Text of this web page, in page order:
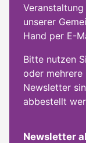
unserer
Hand per E-
Bitte nutzen
oder mehrere
Newsletter
abbestellt
Newsletter